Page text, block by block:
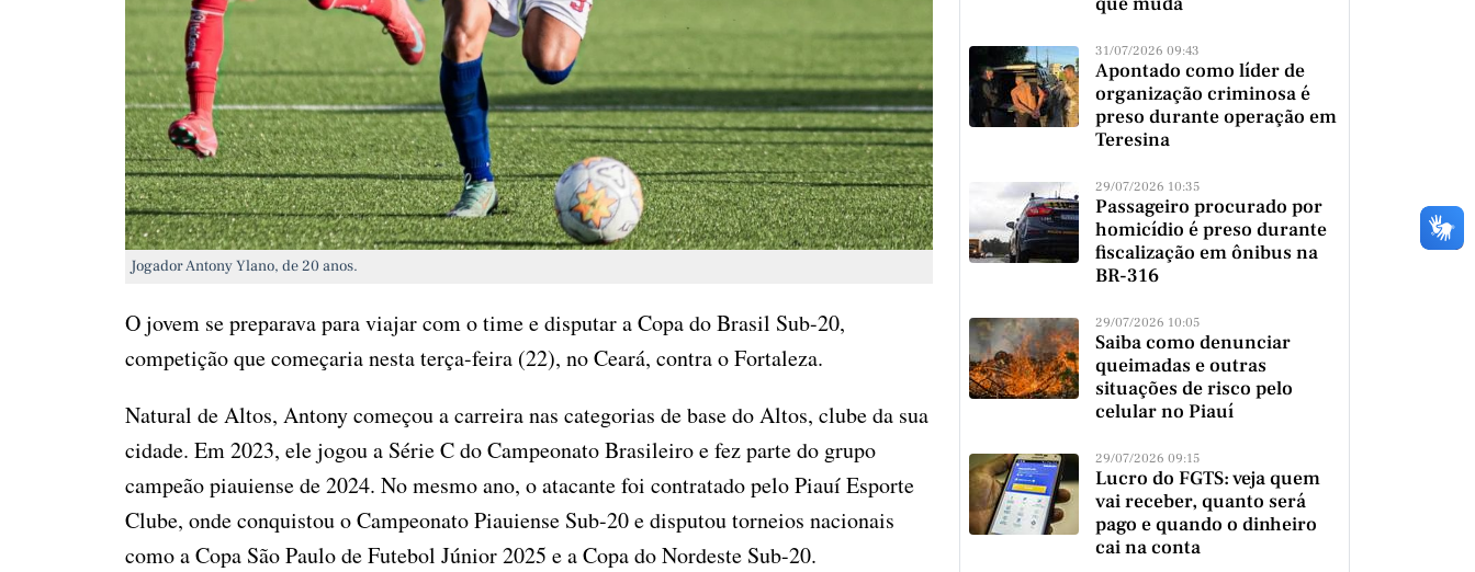
Jogador Antony Ylano, de 20 anos.
O jovem se preparava para viajar com o time e disputar a Copa do Brasil Sub-20,
competição que começaria nesta terça-feira (22), no Ceará, contra o Fortaleza.
Natural de Altos, Antony começou a carreira nas categorias de base do Altos, clube da sua
cidade. Em 2023, ele jogou a Série C do Campeonato Brasileiro e fez parte do grupo
campeão piauiense de 2024. No mesmo ano, o atacante foi contratado pelo Piauí Esporte
Clube, onde conquistou o Campeonato Piauiense Sub-20 e disputou torneios nacionais
como a Copa São Paulo de Futebol Júnior 2025 e a Copa do Nordeste Sub-20.
31/07/2026 09:43
Apontado como líder de
organização criminosa é
preso durante operação em
Teresina
29/07/2026 10:35
Passageiro procurado por
homicídio é preso durante
fiscalização em ônibus na
BR-316
29/07/2026 10:05
Saiba como denunciar
queimadas e outras
situações de risco pelo
celular no Piauí
29/07/2026 09:15
Lucro do FGTS: veja quem
vai receber, quanto será
pago e quando o dinheiro
cai na conta